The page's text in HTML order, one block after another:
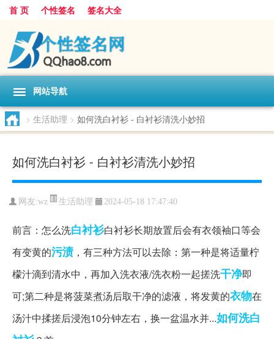
首 页 个性签名 签名大全
网站导航
> 生活助理 > 如何洗白衬衫 - 白衬衫清洗小妙招
如何洗白衬衫 - 白衬衫清洗小妙招
网友:wz 生活助理 2024-05-18 17:47:40
前言：怎么洗白衬衫白衬衫长期放置后会有衣领袖口等会
有变黄的污渍，有三种方法可以去除：第一种是将适量柠
檬汁滴到清水中，再加入洗衣液/洗衣粉一起搓洗干净即
可;第二种是将菠菜煮汤后取干净的滤液，将发黄的衣物在
汤汁中揉搓后浸泡10分钟左右，换一盆温水并...如何洗白